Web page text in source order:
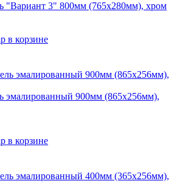
"Вариант 3" 800мм (765х280мм), хром
в корзине
эмалированный 900мм (865х256мм),
в корзине